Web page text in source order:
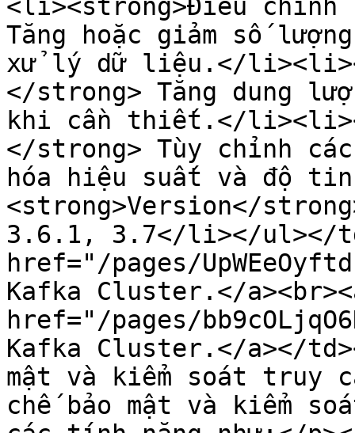
<li><strong>Điều
Tăng hoặc giảm số
xử lý dữ liệu.</
</strong> Tăng dung
khi cần thiết.</
</strong> Tùy chỉnh
hóa hiệu suất và độ
<strong>Version</
3.6.1, 3.7</li></ul></
href="/pages/
Kafka Cluster.</
href="/pages/
Kafka Cluster.</a></
mật và kiểm soát truy
chế bảo mật và kiểm